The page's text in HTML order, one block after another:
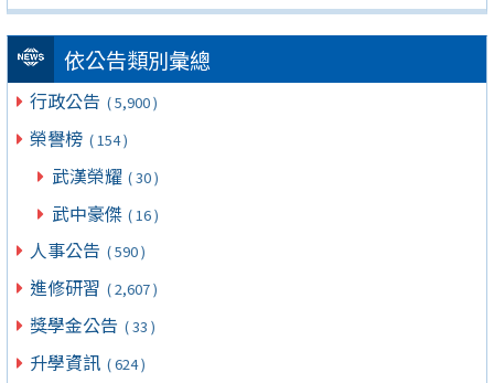
依公告類別彙總
行政公告 ( 5,900 )
榮譽榜 ( 154 )
武漢榮耀 ( 30 )
武中豪傑 ( 16 )
人事公告 ( 590 )
進修研習 ( 2,607 )
獎學金公告 ( 33 )
升學資訊 ( 624 )